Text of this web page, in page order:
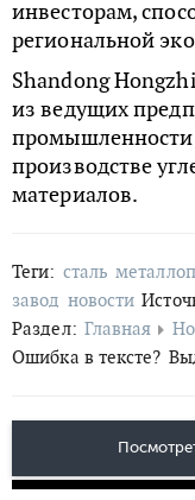
инвесторам,
региональной
Shandong
из ведущих
промышленности
производстве
материалов.
Теги: сталь
завод новости
Раздел: Главная
Ошибка в тексте?